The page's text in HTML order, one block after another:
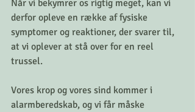
Når vi bekymrer os rigtig meget, kan vi
derfor opleve en række af fysiske
symptomer og reaktioner, der svarer til,
at vi oplever at stå over for en reel
trussel.
Vores krop og vores sind kommer i
alarmberedskab, og vi får måske